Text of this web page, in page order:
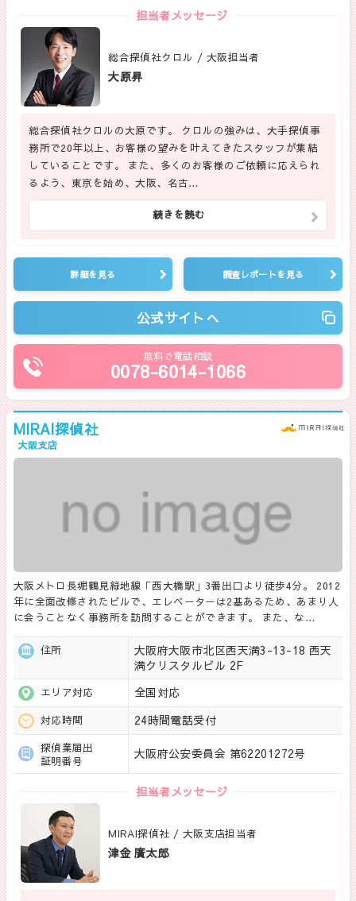
担当者メッセージ
総合探偵社クロル / 大阪担当者
大原昇
総合探偵社クロルの大原です。 クロルの強みは、大手探偵事
務所で20年以上、お客様の望みを叶えてきたスタッフが集結
していることです。 また、多くのお客様のご依頼に応えられ
るよう、東京を始め、大阪、名古…
続きを読む
詳細を見る 調査レポートを見る
公式サイトへ
無料で電話相談
0078-6014-1066
MIRAI探偵社
大阪支店
大阪メトロ長堀鶴見緑地線「西大橋駅」3番出口より徒歩4分。 2012
年に全面改修されたビルで、エレベーターは2基あるため、あまり人
に会うことなく事務所を訪問することができます。 また、な…
住所
大阪府大阪市北区西天満3-13-18 西天
満クリスタルビル 2F
エリア対応 全国対応
対応時間 24時間電話受付
探偵業届出
証明番号
大阪府公安委員会 第62201272号
担当者メッセージ
MIRAI探偵社 / 大阪支店担当者
津金 廣太郎